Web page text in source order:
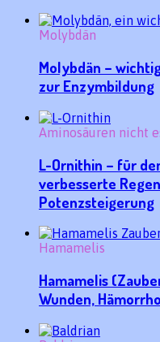
Molybdän
Molybdän –
zur Enzymbildung
Aminosäuren nicht
L-Ornithin – für
verbesserte
Potenzsteigerung
Hamamelis
Hamamelis
Wunden,